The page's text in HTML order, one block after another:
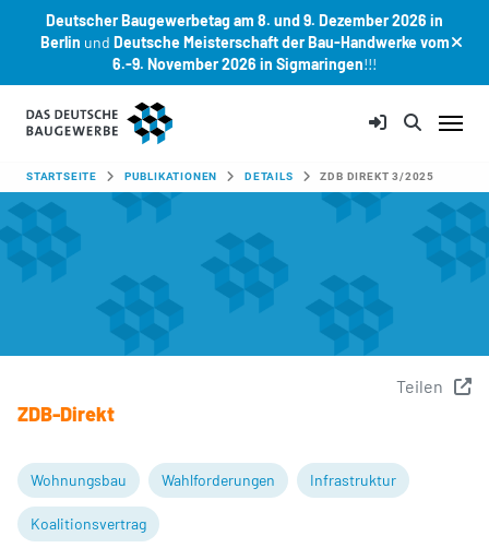
Deutscher Baugewerbetag am 8. und 9. Dezember 2026 in
Berlin und Deutsche Meisterschaft der Bau-Handwerke vom
6.-9. November 2026 in Sigmaringen!!!
Zum Hauptinhalt springen
SIE SIND HIER:
STARTSEITE PUBLIKATIONEN DETAILS ZDB DIREKT 3/2025
Teilen
ZDB-Direkt
Wohnungsbau Wahlforderungen Infrastruktur
Koalitionsvertrag